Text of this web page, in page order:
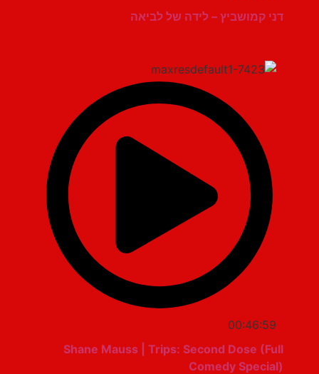
דני קמושביץ – לידה של לביאה
00:46:59
Shane Mauss | Trips: Second Dose (Full
Comedy Special)